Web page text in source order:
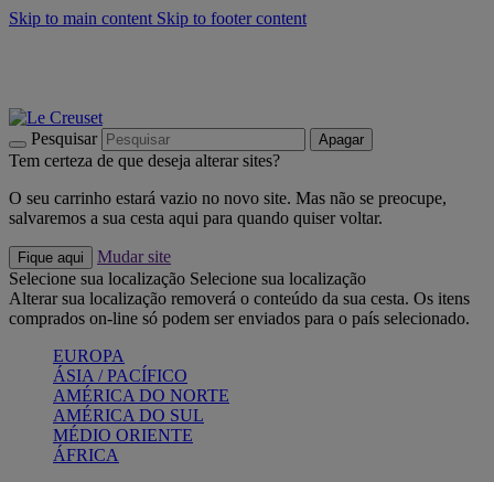
Skip to main content Skip to footer content
Pesquisar Apagar
Tem certeza de que deseja alterar sites?
O seu carrinho estará vazio no novo site. Mas não se preocupe,
salvaremos a sua cesta aqui para quando quiser voltar.
Fique aqui
Mudar site
Selecione sua localização Selecione sua localização
Alterar sua localização removerá o conteúdo da sua cesta. Os itens
comprados on-line só podem ser enviados para o país selecionado.
EUROPA
ÁSIA / PACÍFICO
AMÉRICA DO NORTE
AMÉRICA DO SUL
MÉDIO ORIENTE
ÁFRICA